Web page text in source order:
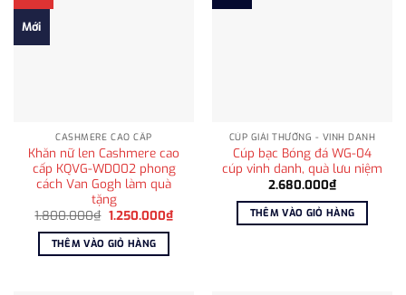
Mới
CASHMERE CAO CẤP
Khăn nữ len Cashmere cao
cấp KQVG-WD002 phong
cách Van Gogh làm quà
tặng
1.800.000₫ Giá
là:
1.800.000₫.
1.250.000₫Giá
hiện
THÊM VÀO GIỎ HÀNG
CÚP GIẢI THƯỞNG - VINH DANH
Cúp bạc Bóng đá WG-04
cúp vinh danh, quà lưu niệm
2.680.000₫
THÊM VÀO GIỎ HÀNG